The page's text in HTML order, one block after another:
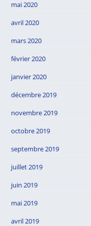
mai 2020
avril 2020
mars 2020
février 2020
janvier 2020
décembre 2019
novembre 2019
octobre 2019
septembre 2019
juillet 2019
juin 2019
mai 2019
avril 2019